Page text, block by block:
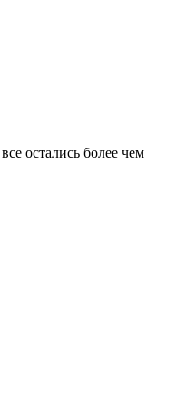
остались более чем